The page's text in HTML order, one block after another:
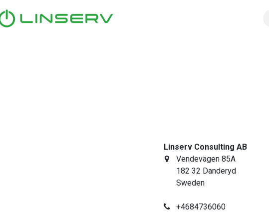
Linserv Consulting AB
Vendevägen 85A
182 32 Danderyd
Sweden
+4684736060